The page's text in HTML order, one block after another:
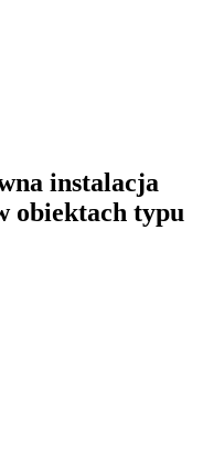
instalacja
obiektach typu